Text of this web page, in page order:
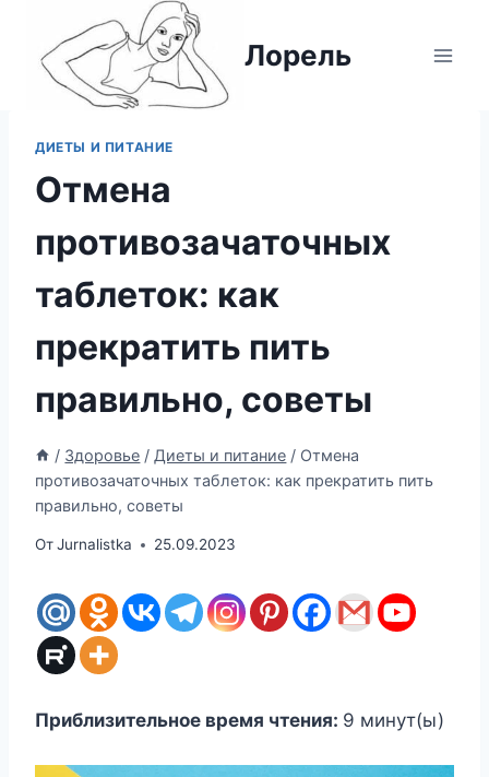
содержимому
Лорель
ДИЕТЫ И ПИТАНИЕ
Отмена
противозачаточных
таблеток: как
прекратить пить
правильно, советы
/ Здоровье / Диеты и питание / Отмена
противозачаточных таблеток: как прекратить пить
правильно, советы
ОтJurnalistka 25.09.2023
Приблизительное время чтения: 9 минут(ы)